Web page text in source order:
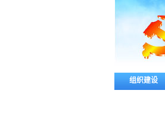
组织建设